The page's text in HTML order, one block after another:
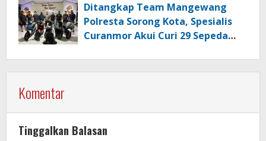
Ditangkap Team Mangewang
Polresta Sorong Kota, Spesialis
Curanmor Akui Curi 29 Sepeda
Komentar
Tinggalkan Balasan